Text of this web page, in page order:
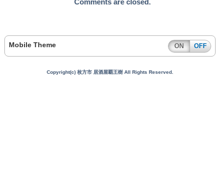
Comments are closed.
Mobile Theme ON OFF
Copyright(c) 枚方市 居酒屋覇王樹 All Rights Reserved.